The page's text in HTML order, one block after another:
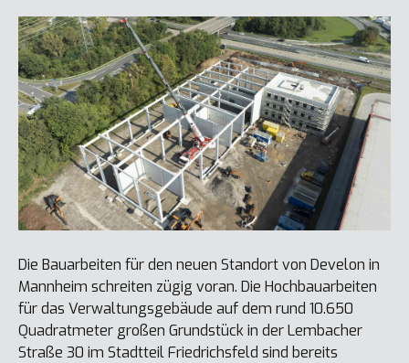
Die Bauarbeiten für den neuen Standort von Develon in
Mannheim schreiten zügig voran. Die Hochbauarbeiten
für das Verwaltungsgebäude auf dem rund 10.650
Quadratmeter großen Grundstück in der Lembacher
Straße 30 im Stadtteil Friedrichsfeld sind bereits